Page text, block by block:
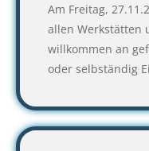
Am Freitag,
allen Werkstätten
willkommen an
oder selbständig